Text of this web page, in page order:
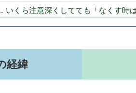
いくら注意深くしてても「なくす時
経緯